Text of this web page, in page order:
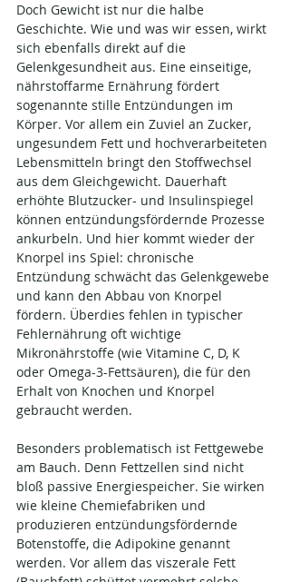
Doch Gewicht ist nur die halbe
Geschichte. Wie und was wir essen, wirkt
sich ebenfalls direkt auf die
Gelenkgesundheit aus. Eine einseitige,
nährstoffarme Ernährung fördert
sogenannte stille Entzündungen im
Körper. Vor allem ein Zuviel an Zucker,
ungesundem Fett und hochverarbeiteten
Lebensmitteln bringt den Stoffwechsel
aus dem Gleichgewicht. Dauerhaft
erhöhte Blutzucker- und Insulinspiegel
können entzündungsfördernde Prozesse
ankurbeln. Und hier kommt wieder der
Knorpel ins Spiel: chronische
Entzündung schwächt das Gelenkgewebe
und kann den Abbau von Knorpel
fördern. Überdies fehlen in typischer
Fehlernährung oft wichtige
Mikronährstoffe (wie Vitamine C, D, K
oder Omega-3-Fettsäuren), die für den
Erhalt von Knochen und Knorpel
gebraucht werden.
Besonders problematisch ist Fettgewebe
am Bauch. Denn Fettzellen sind nicht
bloß passive Energiespeicher. Sie wirken
wie kleine Chemiefabriken und
produzieren entzündungsfördernde
Botenstoffe, die Adipokine genannt
werden. Vor allem das viszerale Fett